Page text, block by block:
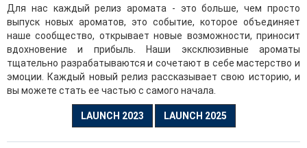
Фужерные
Fougère (в переводе «папоротник») – знаковая категория,
включающая свежие, выразительные и насыщенные
ароматы с нотами кумарина, напоминающими запах
свежескошенной травы, трав и лаванды.
Изящные и утонченные композиции, в основе которых
Для нас каждый релиз аромата - это больше, чем просто
выпуск новых ароматов, это событие, которое объединяет
наше сообщество, открывает новые возможности, приносит
вдохновение и прибыль. Наши эксклюзивные ароматы
тщательно разрабатываются и сочетают в себе мастерство и
эмоции. Каждый новый релиз рассказывает свою историю, и
вы можете стать ее частью с самого начала.
LAUNCH 2023 LAUNCH 2025